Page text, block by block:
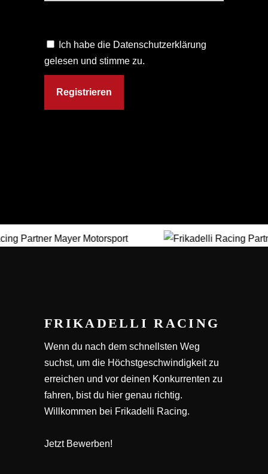
Ich habe die Datenschutzerklärung
gelesen und stimme zu.
FRIKADELLI RACING
Wenn du nach dem schnellsten Weg
suchst, um die Höchstgeschwindigkeit zu
erreichen und vor deinen Konkurrenten zu
fahren, bist du hier genau richtig.
Willkommen bei Frikadelli Racing.
Jetzt Bewerben!